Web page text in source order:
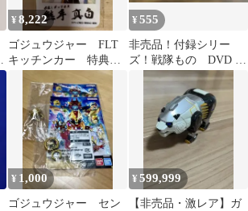
¥8,222
ゴジュウジャー FLT
キッチンカー 特典非
¥555
非売品！付録シリー
ズ！戦隊もの DVD 5
枚セット
¥ 1,000
ゴジュウジャー セン
¥599,999
【非売品・激レア】ガ